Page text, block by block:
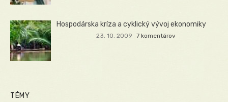
Hospodárska kríza a cyklický vývoj ekonomiky
23. 10. 2009 7 komentárov
TÉMY